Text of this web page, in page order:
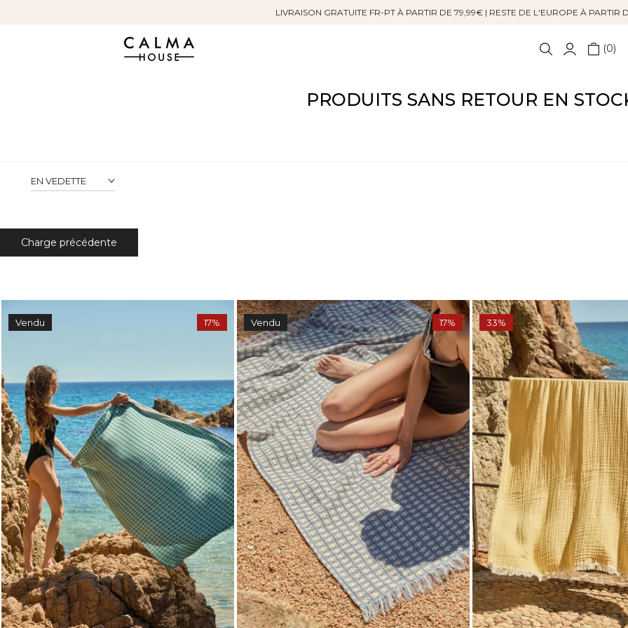
LIVRAISON GRATUITE FR-PT À PARTIR DE 79,99€ | RESTE DE L'EUROPE À PARTIR
0
PRODUITS SANS RETOUR EN
EN VEDETTE
Charge précédente
Vendu 17% Vendu 17% 33%